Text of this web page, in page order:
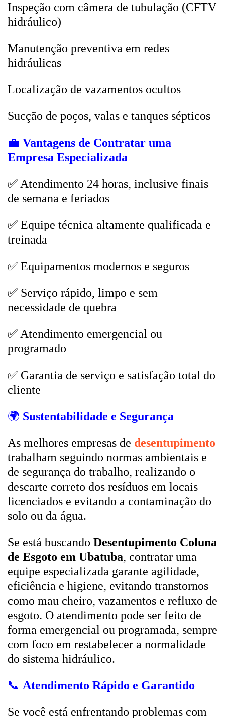
Inspeção com câmera de tubulação (CFTV
hidráulico)
Manutenção preventiva em redes
hidráulicas
Localização de vazamentos ocultos
Sucção de poços, valas e tanques sépticos
💼 Vantagens de Contratar uma
Empresa Especializada
✅ Atendimento 24 horas, inclusive finais
de semana e feriados
✅ Equipe técnica altamente qualificada e
treinada
✅ Equipamentos modernos e seguros
✅ Serviço rápido, limpo e sem
necessidade de quebra
✅ Atendimento emergencial ou
programado
✅ Garantia de serviço e satisfação total do
cliente
🌍 Sustentabilidade e Segurança
As melhores empresas de desentupimento
trabalham seguindo normas ambientais e
de segurança do trabalho, realizando o
descarte correto dos resíduos em locais
licenciados e evitando a contaminação do
solo ou da água.
Se está buscando Desentupimento Coluna
de Esgoto em Ubatuba, contratar uma
equipe especializada garante agilidade,
eficiência e higiene, evitando transtornos
como mau cheiro, vazamentos e refluxo de
esgoto. O atendimento pode ser feito de
forma emergencial ou programada, sempre
com foco em restabelecer a normalidade
do sistema hidráulico.
📞 Atendimento Rápido e Garantido
Se você está enfrentando problemas com